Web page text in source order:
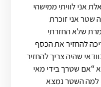
אני לוויתי ממישהי
שטר אני זוכרת
שלא החזרתי
להחזיר את הכסף
שהיה צריך להחזיר
“אם שטרך בידי מאי
למה השטר נמצא